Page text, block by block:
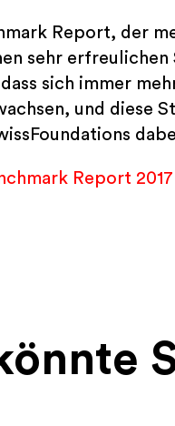
Report, der
sehr
sich immer
und diese
Report 2017